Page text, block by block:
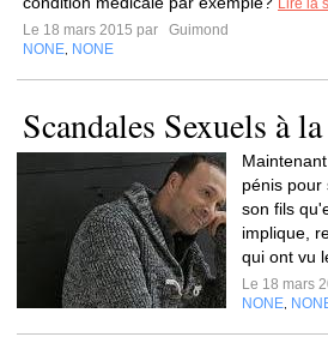
Lire la
Le 18 mars 2015 par
Guimond
NONE NONE
Scandales Sexuels à
pénis pour
son fils
implique,
qui ont vu
Le 18 mars
NONE